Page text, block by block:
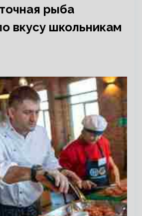
рыба
вкусу школьникам